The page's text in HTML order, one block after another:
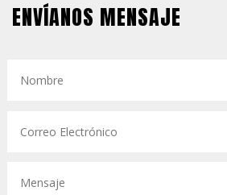
ENVÍANOS MENSAJE